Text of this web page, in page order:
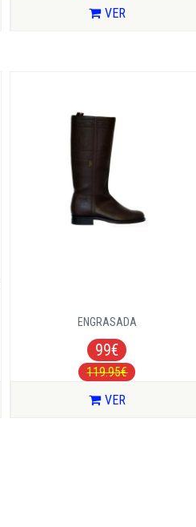
VER
ENGRASADA
99€
119.95€
VER